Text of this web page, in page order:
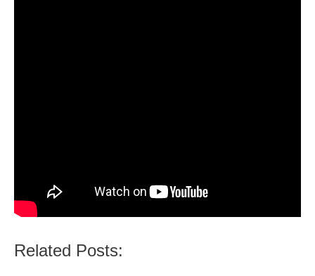
Related Posts: